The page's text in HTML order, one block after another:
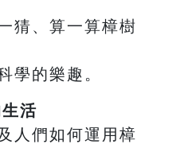
猜、算一算樟樹
學的樂趣。
活
人們如何運用樟